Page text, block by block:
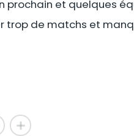
prochain et quelques
de matchs et